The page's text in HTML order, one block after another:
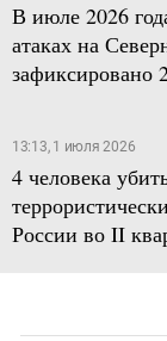
В июле 2026
атаках на
зафиксировано
13:13, 1 июля 2026
4 человека
России во II